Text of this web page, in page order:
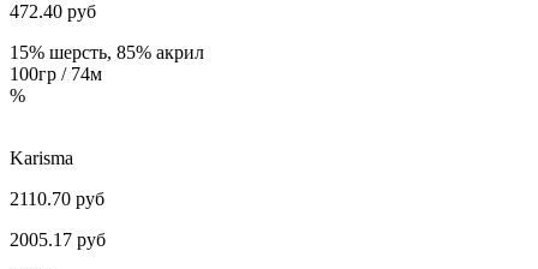
472.40 руб
15% шерсть, 85% акрил
100гр / 74м
%
Karisma
2110.70 руб
2005.17 руб